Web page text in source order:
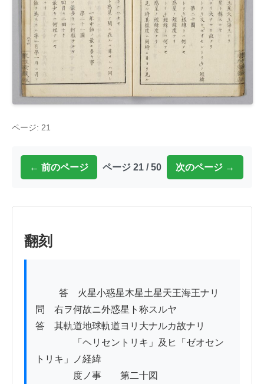
ページ: 21
← 前のページ ページ 21 / 50 次のページ →
翻刻
問　右ヲ何故ニ外惑星ト称スルヤ
答　其軌道地球軌道ヨリ大ナルカ故ナリ
「ヘリセントリキ」及ヒ「ゼオセン
トリキ」ノ経緯
度ノ事　　第二十図